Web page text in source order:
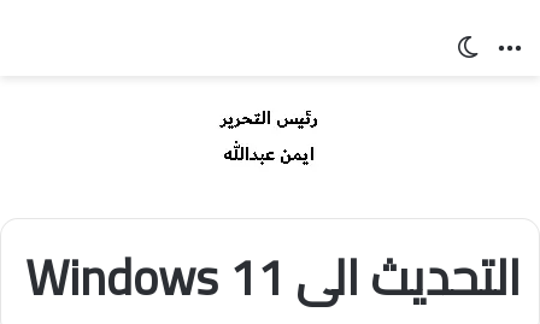
القائمة
التحديث الى Windows 11